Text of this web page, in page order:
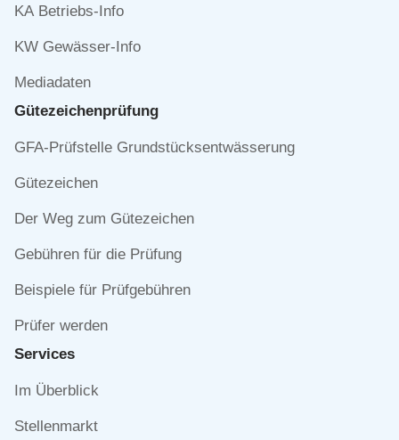
KA Betriebs-Info
KW Gewässer-Info
Mediadaten
Gütezeichen­prüfung
Navigation
GFA-Prüfstelle Grundstücksentwässerung
Gütezeichen
Der Weg zum Gütezeichen
Gebühren für die Prüfung
Beispiele für Prüfgebühren
Prüfer werden
Services
Navigation
Im Überblick
Stellenmarkt